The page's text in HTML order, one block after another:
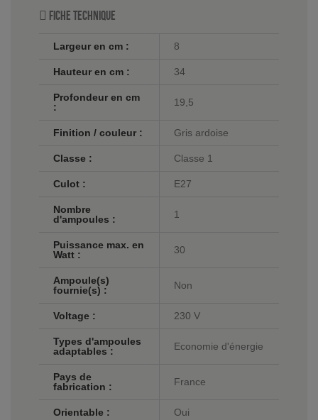
Fiche technique
Largeur en cm : 8
Hauteur en cm : 34
Profondeur en cm
:
19,5
Finition / couleur : Gris ardoise
Classe : Classe 1
Culot : E27
Nombre
d'ampoules :
1
Puissance max. en
Watt :
30
Ampoule(s)
fournie(s) :
Non
Voltage : 230 V
Types d'ampoules
adaptables :
Economie d'énergie
Pays de
fabrication :
France
Orientable : Oui